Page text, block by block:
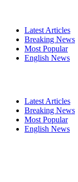
Latest Articles
Breaking News
Most Popular
English News
Latest Articles
Breaking News
Most Popular
English News